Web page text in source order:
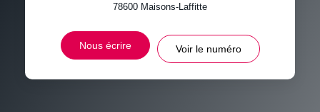
VOITURE
DISTANCE DE L'AÉROPORT : SUPERFICIE :
RÉSULTATS DES LYCÉES
78600 Maisons-Laffitte
Nous écrire Voir le numéro